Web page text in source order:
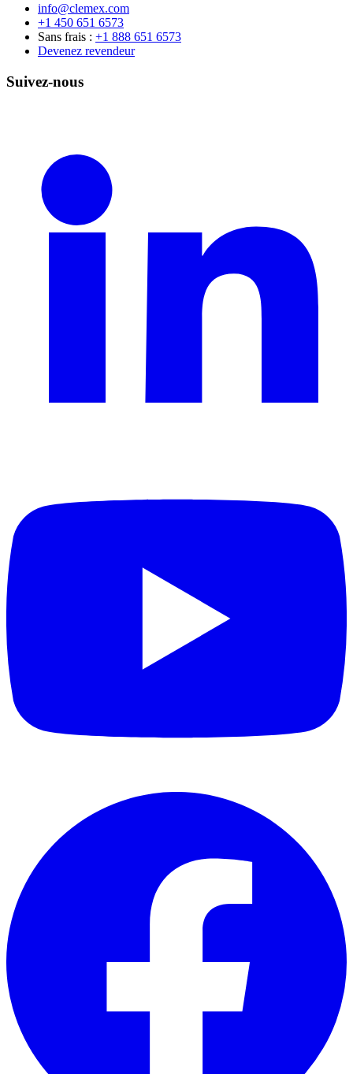
info@clemex.com
+1 450 651 6573
Sans frais : +1 888 651 6573
Devenez revendeur
Suivez-nous